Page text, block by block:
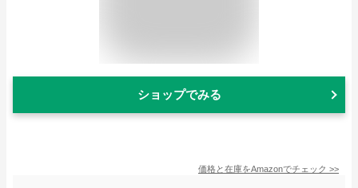
ショップでみる
価格と在庫をAmazonでチェック >>